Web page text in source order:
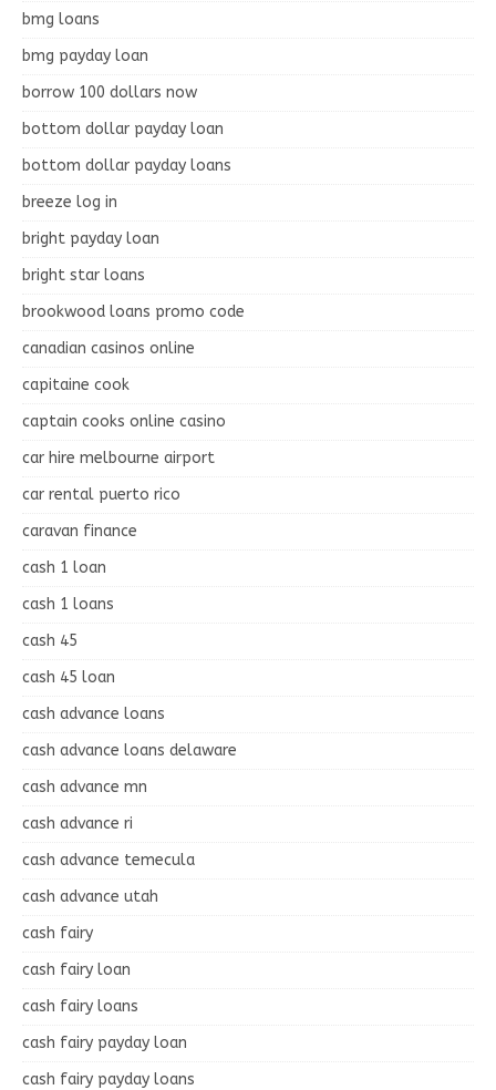
bmg loans
bmg payday loan
borrow 100 dollars now
bottom dollar payday loan
bottom dollar payday loans
breeze log in
bright payday loan
bright star loans
brookwood loans promo code
canadian casinos online
capitaine cook
captain cooks online casino
car hire melbourne airport
car rental puerto rico
caravan finance
cash 1 loan
cash 1 loans
cash 45
cash 45 loan
cash advance loans
cash advance loans delaware
cash advance mn
cash advance ri
cash advance temecula
cash advance utah
cash fairy
cash fairy loan
cash fairy loans
cash fairy payday loan
cash fairy payday loans